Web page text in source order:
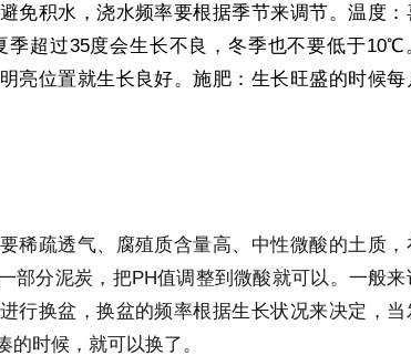
免积水，浇水频率要根据季节来调节。温度：
季超过35度会生长不良，冬季也不要低于10℃
亮位置就生长良好。施肥：生长旺盛的时候每
稀疏透气、腐殖质含量高、中性微酸的土质，
部分泥炭，把PH值调整到微酸就可以。一般来
行换盆，换盆的频率根据生长状况来决定，当
的时候，就可以换了。